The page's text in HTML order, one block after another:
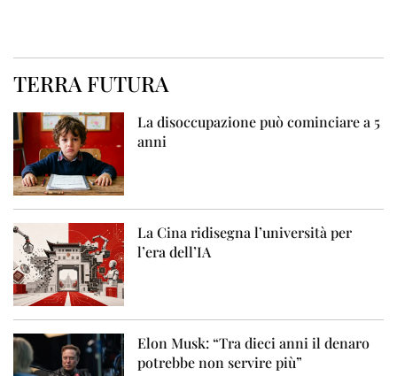
TERRA FUTURA
La disoccupazione può cominciare a 5
anni
La Cina ridisegna l’università per
l’era dell’IA
Elon Musk: “Tra dieci anni il denaro
potrebbe non servire più”